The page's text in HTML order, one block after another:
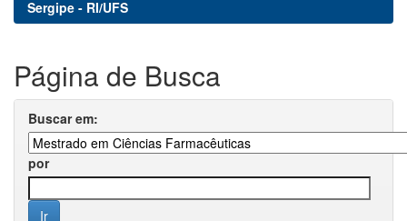
Sergipe - RI/UFS
Página de Busca
Buscar em:
por